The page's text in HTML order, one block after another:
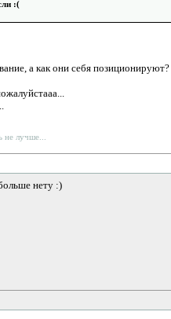
:(
а как они себя позиционируют?
лучше...
нету :)